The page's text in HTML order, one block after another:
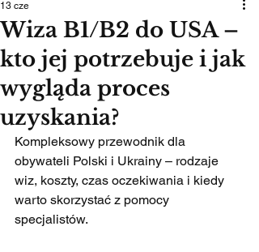
Wiza B1/B2 do USA –
kto jej potrzebuje i jak
wygląda proces
uzyskania?
13 cze
Kompleksowy przewodnik dla
obywateli Polski i Ukrainy – rodzaje
wiz, koszty, czas oczekiwania i kiedy
warto skorzystać z pomocy
specjalistów.